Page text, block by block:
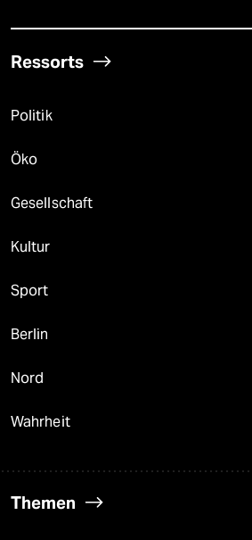
Ressorts
Politik
Öko
Gesellschaft
Kultur
Sport
Berlin
Nord
Wahrheit
Themen